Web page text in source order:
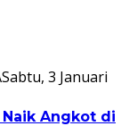
Sabtu, 3 Januari
Angkot di